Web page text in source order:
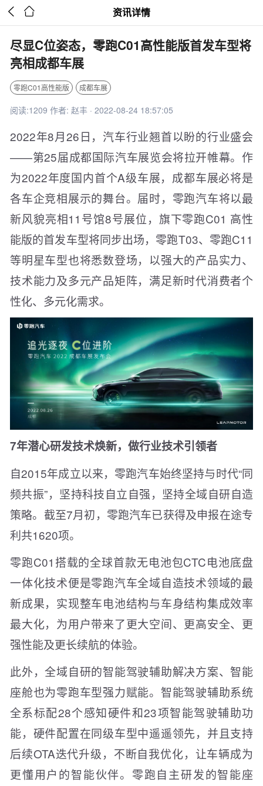
  资讯详情
尽显C位姿态，零跑C01高性能版首发车型将
亮相成都车展
零跑C01高性能版 成都车展
阅读:1209 作者: 赵丰 · 2022-08-24 18:57:05
2022年8月26日，汽车行业翘首以盼的行业盛会
——第25届成都国际汽车展览会将拉开帷幕。作
为2022年度国内首个A级车展，成都车展必将是
各车企竞相展示的舞台。届时，零跑汽车将以最
新风貌亮相11号馆8号展位，旗下零跑C01 高性
能版的首发车型将同步出场，零跑T03、零跑C11
等明星车型也将悉数登场，以强大的产品实力、
技术能力及多元产品矩阵，满足新时代消费者个
性化、多元化需求。
7年潜心研发技术焕新，做行业技术引领者
自2015年成立以来，零跑汽车始终坚持与时代“同
频共振”，坚持科技自立自强，坚持全域自研自造
策略。截至7月初，零跑汽车已获得及申报在途专
利共1620项。
零跑C01搭载的全球首款无电池包CTC电池底盘
一体化技术便是零跑汽车全域自造技术领域的最
新成果，实现整车电池结构与车身结构集成效率
最大化，为用户带来了更大空间、更高安全、更
强性能及更长续航的体验。
此外，全域自研的智能驾驶辅助解决方案、智能
座舱也为零跑车型强力赋能。智能驾驶辅助系统
全系标配28个感知硬件和23项智能驾驶辅助功
能，硬件配置在同级车型中遥遥领先，并且支持
后续OTA迭代升级，不断自我优化，让车辆成为
更懂用户的智能伙伴。零跑自主研发的智能座